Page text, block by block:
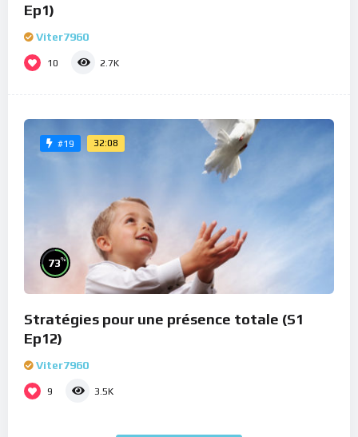
Ep1)
Viter7960
10 2.7K
#19 32:08
73%
Stratégies pour une présence totale (S1
Ep12)
Viter7960
9 3.5K